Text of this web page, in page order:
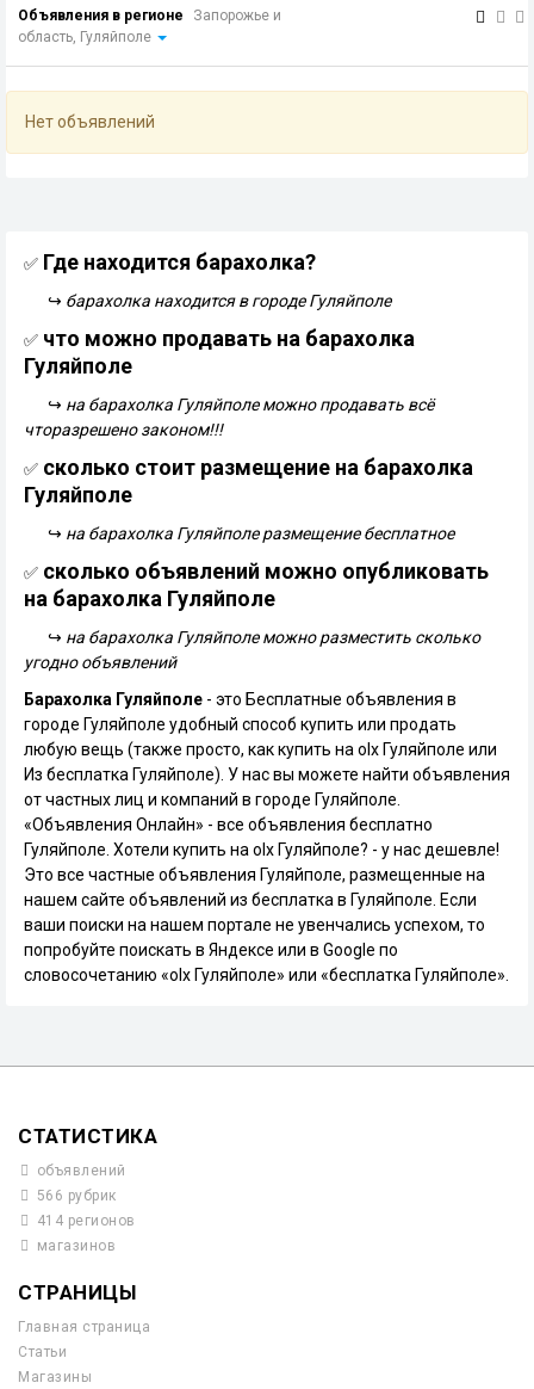
Объявления в регионе
Запорожье и
область, Гуляйполе
Нет объявлений
✅ Где находится барахолка?
↪ барахолка находится в городе Гуляйполе
✅ что можно продавать на барахолка
Гуляйполе
↪ на барахолка Гуляйполе можно продавать всё
чторазрешено законом!!!
✅ сколько стоит размещение на барахолка
Гуляйполе
↪ на барахолка Гуляйполе размещение бесплатное
✅ сколько объявлений можно опубликовать
на барахолка Гуляйполе
↪ на барахолка Гуляйполе можно разместить сколько
угодно объявлений
Барахолка Гуляйполе - это Бесплатные объявления в
городе Гуляйполе удобный способ купить или продать
любую вещь (также просто, как купить на olx Гуляйполе или
Из бесплатка Гуляйполе). У нас вы можете найти объявления
от частных лиц и компаний в городе Гуляйполе.
«Объявления Онлайн» - все объявления бесплатно
Гуляйполе. Хотели купить на olx Гуляйполе? - у нас дешевле!
Это все частные объявления Гуляйполе, размещенные на
нашем сайте объявлений из бесплатка в Гуляйполе. Если
ваши поиски на нашем портале не увенчались успехом, то
попробуйте поискать в Яндексе или в Google по
словосочетанию «olx Гуляйполе» или «бесплатка Гуляйполе».
СТАТИСТИКА
объявлений
566 рубрик
414 регионов
магазинов
СТРАНИЦЫ
Главная страница
Статьи
Магазины